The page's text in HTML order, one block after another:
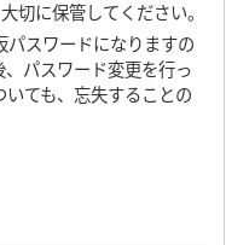
切に保管してください。
スワードになりますの
パスワード変更を行っ
ても、忘失することの